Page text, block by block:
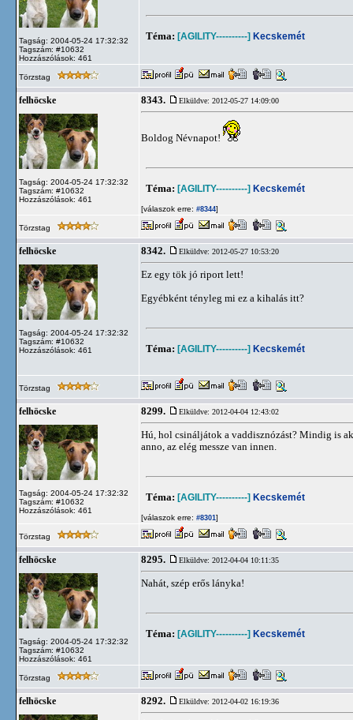
Tagság: 2004-05-24 17:32:32
Tagszám: #10632
Hozzászólások: 461
Téma: [AGILITY----------] Kecskemét
Törzstag
felhöcske
Tagság: 2004-05-24 17:32:32
Tagszám: #10632
Hozzászólások: 461
8343. Elküldve: 2012-05-27 14:09:00
Boldog Névnapot!
Téma: [AGILITY----------] Kecskemét
[válaszok erre: #8344]
Törzstag
felhöcske
Tagság: 2004-05-24 17:32:32
Tagszám: #10632
Hozzászólások: 461
8342. Elküldve: 2012-05-27 10:53:20
Ez egy tök jó riport lett!
Egyébként tényleg mi ez a kihalás itt?
Téma: [AGILITY----------] Kecskemét
Törzstag
felhöcske
Tagság: 2004-05-24 17:32:32
Tagszám: #10632
Hozzászólások: 461
8299. Elküldve: 2012-04-04 12:43:02
Hú, hol csináljátok a vaddisznózást? Mindig is
anno, az elég messze van innen.
Téma: [AGILITY----------] Kecskemét
[válaszok erre: #8301]
Törzstag
felhöcske
Tagság: 2004-05-24 17:32:32
Tagszám: #10632
Hozzászólások: 461
8295. Elküldve: 2012-04-04 10:11:35
Nahát, szép erős lányka!
Téma: [AGILITY----------] Kecskemét
Törzstag
felhöcske 8292. Elküldve: 2012-04-02 16:19:36